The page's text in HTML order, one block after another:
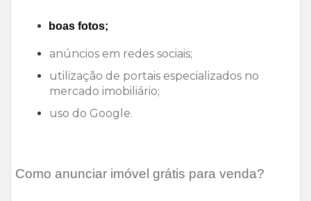
boas fotos;
anúncios em redes sociais;
utilização de portais especializados no
mercado imobiliário;
uso do Google.
Como anunciar imóvel grátis para venda?